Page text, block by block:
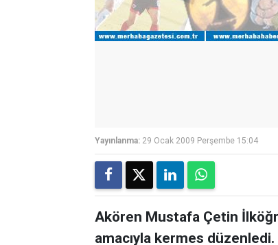
Yayınlanma: 29 Ocak 2009 Perşembe 15:04
Akören Mustafa Çetin
amacıyla kermes düzenledi.